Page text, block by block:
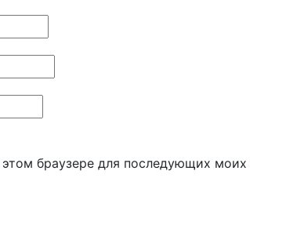
браузере для последующих моих